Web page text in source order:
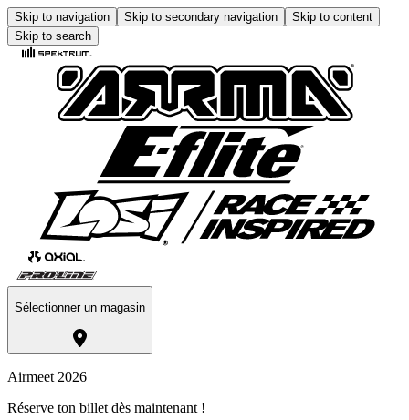
Skip to navigation Skip to secondary navigation
Skip to content
Skip to search
Sélectionner un magasin
Airmeet 2026
Réserve ton billet dès maintenant !